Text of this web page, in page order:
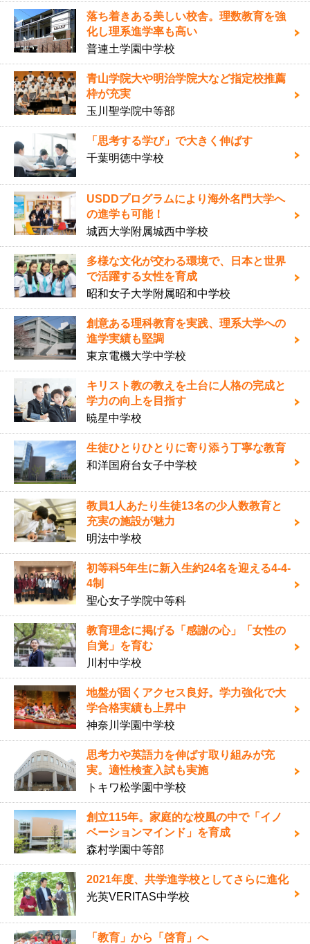
落ち着きある美しい校舎。理数教育を強
化し理系進学率も高い
普連土学園中学校
青山学院大や明治学院大など指定校推薦
枠が充実
玉川聖学院中等部
「思考する学び」で大きく伸ばす
千葉明徳中学校
USDDプログラムにより海外名門大学へ
の進学も可能！
城西大学附属城西中学校
多様な文化が交わる環境で、日本と世界
で活躍する女性を育成
昭和女子大学附属昭和中学校
創意ある理科教育を実践、理系大学への
進学実績も堅調
東京電機大学中学校
キリスト教の教えを土台に人格の完成と
学力の向上を目指す
暁星中学校
生徒ひとりひとりに寄り添う丁寧な教育
和洋国府台女子中学校
教員1人あたり生徒13名の少人数教育と
充実の施設が魅力
明法中学校
初等科5年生に新入生約24名を迎える4-4-
4制
聖心女子学院中等科
教育理念に掲げる「感謝の心」「女性の
自覚」を育む
川村中学校
地盤が固くアクセス良好。学力強化で大
学合格実績も上昇中
神奈川学園中学校
思考力や英語力を伸ばす取り組みが充
実。適性検査入試も実施
トキワ松学園中学校
創立115年。家庭的な校風の中で「イノ
ベーションマインド」を育成
森村学園中等部
2021年度、共学進学校としてさらに進化
光英VERITAS中学校
「教育」から「啓育」へ